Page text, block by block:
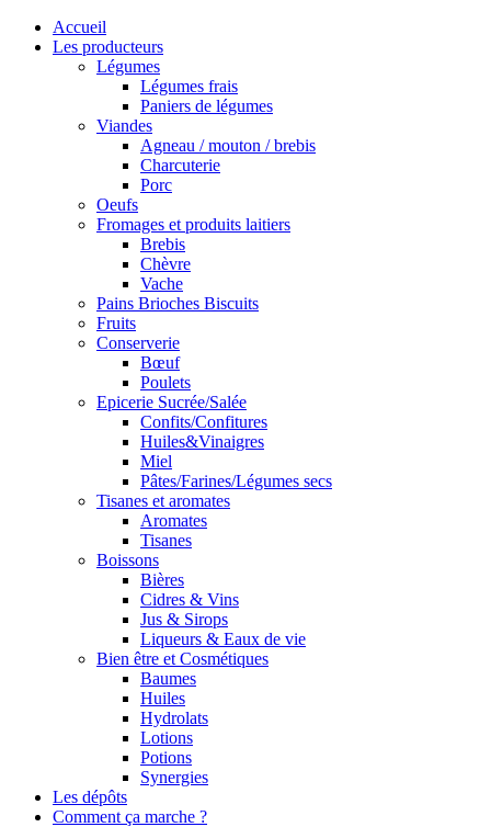
Accueil
Les producteurs
Légumes
Légumes frais
Paniers de légumes
Viandes
Agneau / mouton / brebis
Charcuterie
Porc
Oeufs
Fromages et produits laitiers
Brebis
Chèvre
Vache
Pains Brioches Biscuits
Fruits
Conserverie
Bœuf
Poulets
Epicerie Sucrée/Salée
Confits/Confitures
Huiles&Vinaigres
Miel
Pâtes/Farines/Légumes secs
Tisanes et aromates
Aromates
Tisanes
Boissons
Bières
Cidres & Vins
Jus & Sirops
Liqueurs & Eaux de vie
Bien être et Cosmétiques
Baumes
Huiles
Hydrolats
Lotions
Potions
Synergies
Les dépôts
Comment ça marche ?